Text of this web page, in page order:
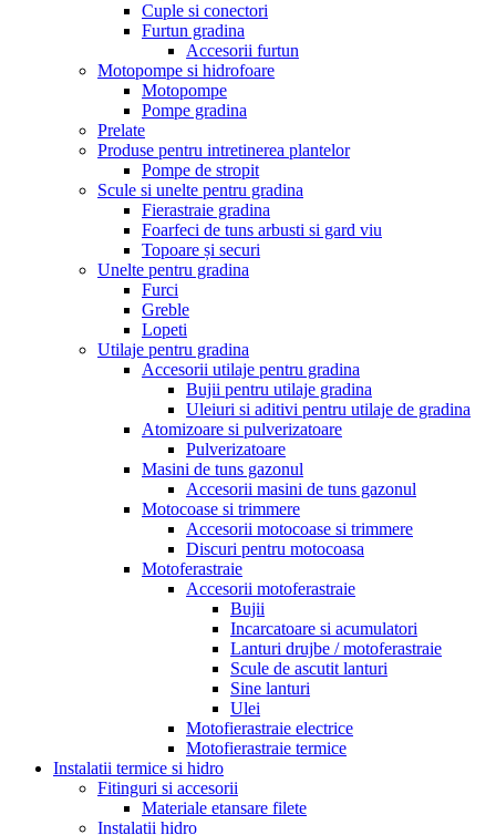
Cuple si conectori
Furtun gradina
Accesorii furtun
Motopompe si hidrofoare
Motopompe
Pompe gradina
Prelate
Produse pentru intretinerea plantelor
Pompe de stropit
Scule si unelte pentru gradina
Fierastraie gradina
Foarfeci de tuns arbusti si gard viu
Topoare și securi
Unelte pentru gradina
Furci
Greble
Lopeti
Utilaje pentru gradina
Accesorii utilaje pentru gradina
Bujii pentru utilaje gradina
Uleiuri si aditivi pentru utilaje de gradina
Atomizoare si pulverizatoare
Pulverizatoare
Masini de tuns gazonul
Accesorii masini de tuns gazonul
Motocoase si trimmere
Accesorii motocoase si trimmere
Discuri pentru motocoasa
Motoferastraie
Accesorii motoferastraie
Bujii
Incarcatoare si acumulatori
Lanturi drujbe / motoferastraie
Scule de ascutit lanturi
Sine lanturi
Ulei
Motofierastraie electrice
Motofierastraie termice
Instalatii termice si hidro
Fitinguri si accesorii
Materiale etansare filete
Instalatii hidro